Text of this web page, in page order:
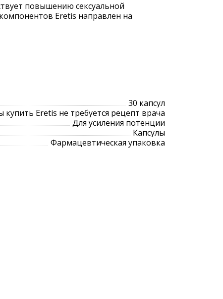
повышению сексуальной
Eretis направлен на
30 капсул
купить Eretis не требуется рецепт врача
Для усиления потенции
Капсулы
Фармацевтическая упаковка